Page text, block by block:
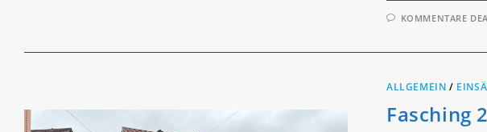
KOMMENTARE
ALLGEMEIN /
Fasching